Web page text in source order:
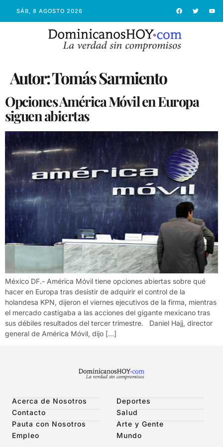
SÁB, 8 AGOSTO 2026
Autor:Tomás Sarmiento
Opciones América Móvil en Europa
siguen abiertas
México DF.- América Móvil tiene opciones abiertas sobre qué
hacer en Europa tras desistir de adquirir el control de la
holandesa KPN, dijeron el viernes ejecutivos de la firma, mientras
el mercado castigaba a las acciones del gigante mexicano tras
sus débiles resultados del tercer trimestre. Daniel Hajj, director
general de América Móvil, dijo […]
Acerca de Nosotros
Contacto
Pauta con Nosotros
Empleo
Deportes
Salud
Arte y Gente
Mundo